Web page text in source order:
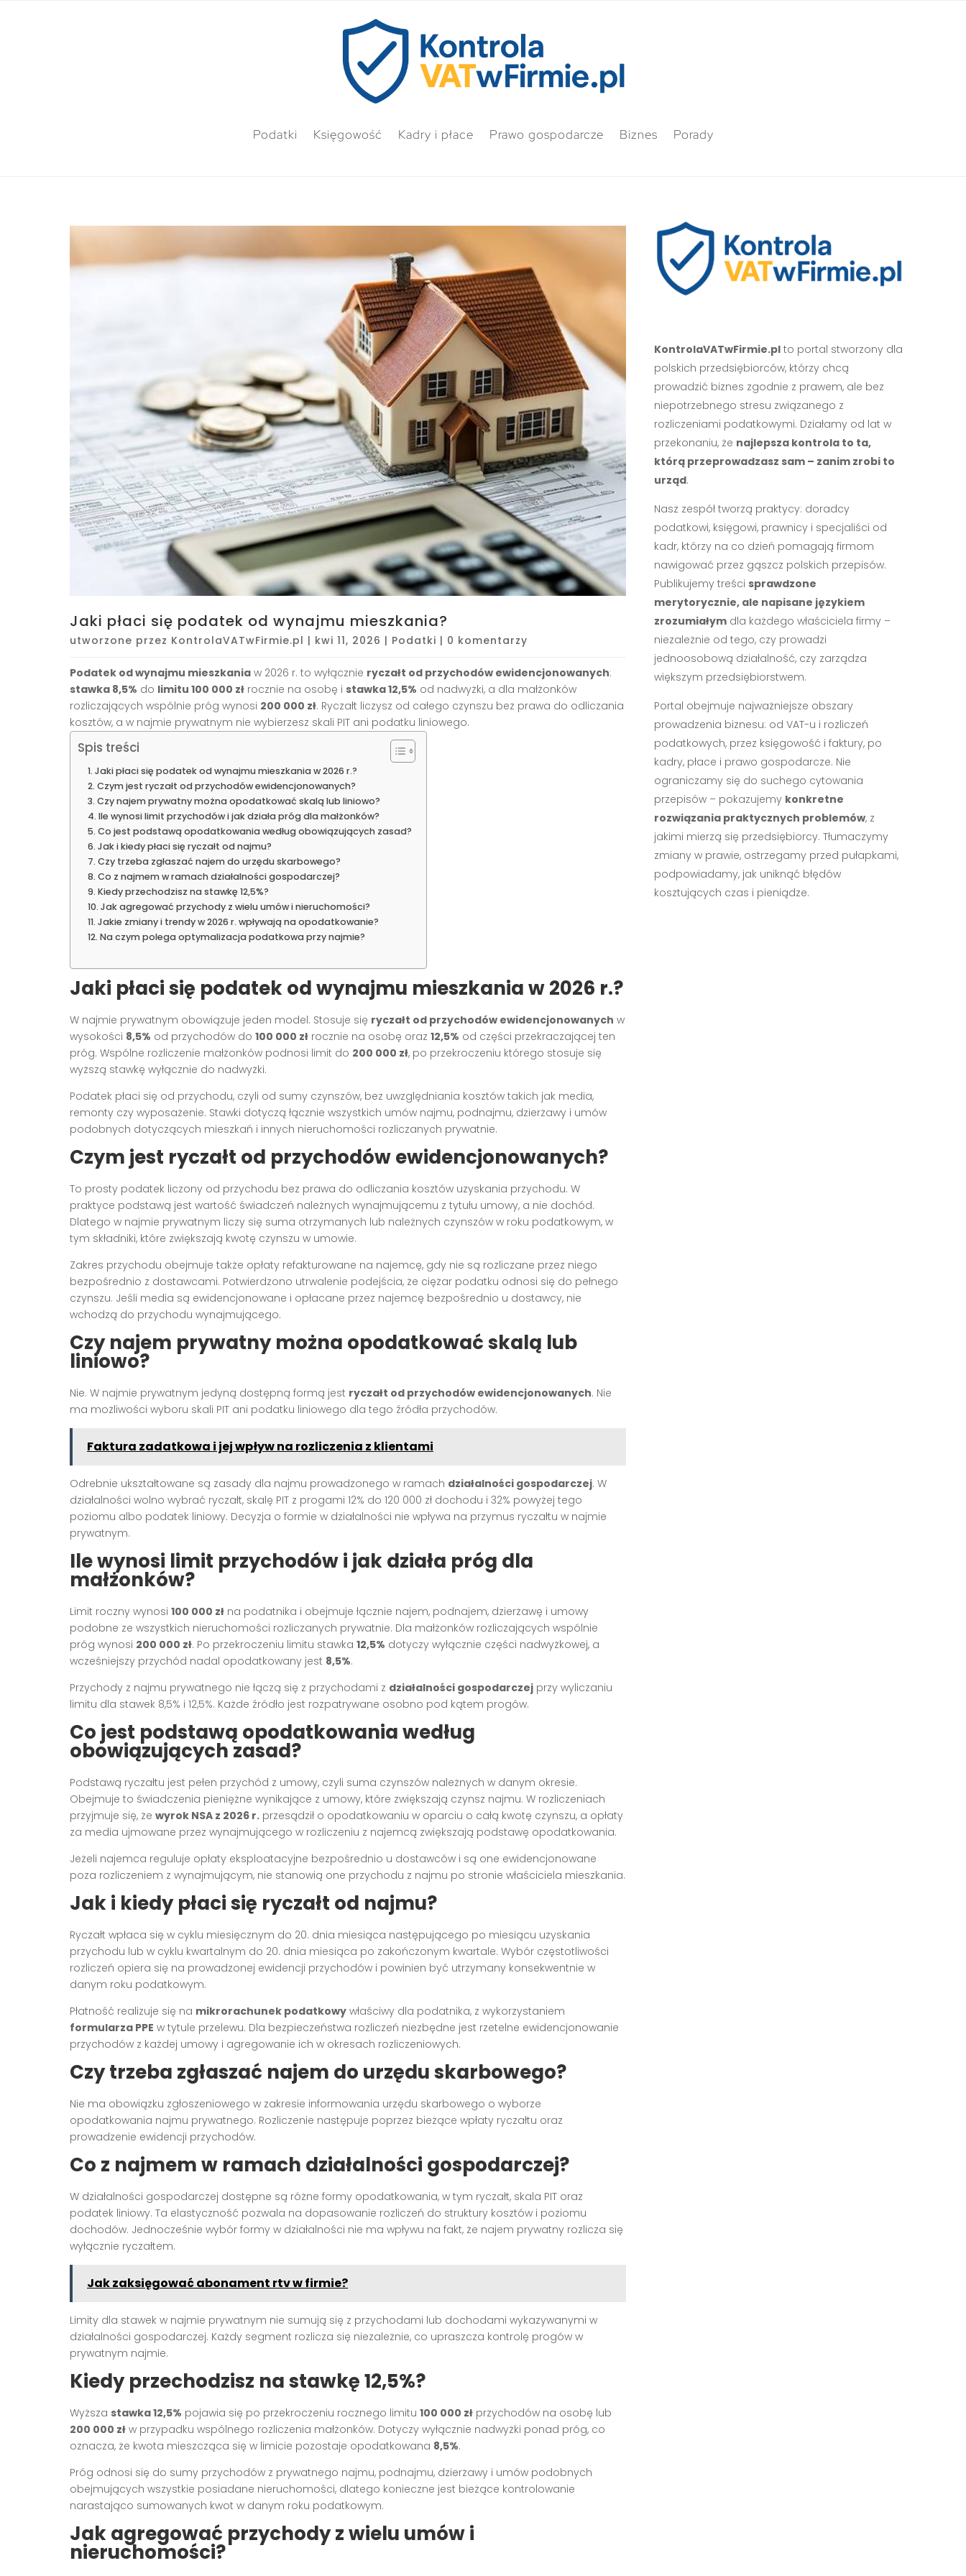
Podatki Księgowość Kadry i płace Prawo gospodarcze Biznes Porady
Jaki płaci się podatek od wynajmu mieszkania?
utworzone przez KontrolaVATwFirmie.pl | kwi 11, 2026 | Podatki | 0 komentarzy
Podatek od wynajmu mieszkania w 2026 r. to wyłącznie ryczałt od przychodów ewidencjonowanych:
stawka 8,5% do limitu 100 000 zł rocznie na osobę i stawka 12,5% od nadwyżki, a dla małżonków
rozliczających wspólnie próg wynosi 200 000 zł. Ryczałt liczysz od całego czynszu bez prawa do odliczania
kosztów, a w najmie prywatnym nie wybierzesz skali PIT ani podatku liniowego.
Spis treści
Jaki płaci się podatek od wynajmu mieszkania w 2026 r.?
Czym jest ryczałt od przychodów ewidencjonowanych?
Czy najem prywatny można opodatkować skalą lub liniowo?
Ile wynosi limit przychodów i jak działa próg dla małżonków?
Co jest podstawą opodatkowania według obowiązujących zasad?
Jak i kiedy płaci się ryczałt od najmu?
Czy trzeba zgłaszać najem do urzędu skarbowego?
Co z najmem w ramach działalności gospodarczej?
Kiedy przechodzisz na stawkę 12,5%?
Jak agregować przychody z wielu umów i nieruchomości?
Jakie zmiany i trendy w 2026 r. wpływają na opodatkowanie?
Na czym polega optymalizacja podatkowa przy najmie?
Jaki płaci się podatek od wynajmu mieszkania w 2026 r.?
W najmie prywatnym obowiązuje jeden model. Stosuje się ryczałt od przychodów ewidencjonowanych w
wysokości 8,5% od przychodów do 100 000 zł rocznie na osobę oraz 12,5% od części przekraczającej ten
próg. Wspólne rozliczenie małżonków podnosi limit do 200 000 zł, po przekroczeniu którego stosuje się
wyższą stawkę wyłącznie do nadwyżki.
Podatek płaci się od przychodu, czyli od sumy czynszów, bez uwzględniania kosztów takich jak media,
remonty czy wyposażenie. Stawki dotyczą łącznie wszystkich umów najmu, podnajmu, dzierżawy i umów
podobnych dotyczących mieszkań i innych nieruchomości rozliczanych prywatnie.
Czym jest ryczałt od przychodów ewidencjonowanych?
To prosty podatek liczony od przychodu bez prawa do odliczania kosztów uzyskania przychodu. W
praktyce podstawą jest wartość świadczeń należnych wynajmującemu z tytułu umowy, a nie dochód.
Dlatego w najmie prywatnym liczy się suma otrzymanych lub należnych czynszów w roku podatkowym, w
tym składniki, które zwiększają kwotę czynszu w umowie.
Zakres przychodu obejmuje także opłaty refakturowane na najemcę, gdy nie są rozliczane przez niego
bezpośrednio z dostawcami. Potwierdzono utrwalenie podejścia, że ciężar podatku odnosi się do pełnego
czynszu. Jeśli media są ewidencjonowane i opłacane przez najemcę bezpośrednio u dostawcy, nie
wchodzą do przychodu wynajmującego.
Czy najem prywatny można opodatkować skalą lub
liniowo?
Nie. W najmie prywatnym jedyną dostępną formą jest ryczałt od przychodów ewidencjonowanych. Nie
ma możliwości wyboru skali PIT ani podatku liniowego dla tego źródła przychodów.
Faktura zadatkowa i jej wpływ na rozliczenia z klientami
Odrebnie ukształtowane są zasady dla najmu prowadzonego w ramach działalności gospodarczej. W
działalności wolno wybrać ryczałt, skalę PIT z progami 12% do 120 000 zł dochodu i 32% powyżej tego
poziomu albo podatek liniowy. Decyzja o formie w działalności nie wpływa na przymus ryczałtu w najmie
prywatnym.
Ile wynosi limit przychodów i jak działa próg dla
małżonków?
Limit roczny wynosi 100 000 zł na podatnika i obejmuje łącznie najem, podnajem, dzierżawę i umowy
podobne ze wszystkich nieruchomości rozliczanych prywatnie. Dla małżonków rozliczających wspólnie
próg wynosi 200 000 zł. Po przekroczeniu limitu stawka 12,5% dotyczy wyłącznie części nadwyżkowej, a
wcześniejszy przychód nadal opodatkowany jest 8,5%.
Przychody z najmu prywatnego nie łączą się z przychodami z działalności gospodarczej przy wyliczaniu
limitu dla stawek 8,5% i 12,5%. Każde źródło jest rozpatrywane osobno pod kątem progów.
Co jest podstawą opodatkowania według
obowiązujących zasad?
Podstawą ryczałtu jest pełen przychód z umowy, czyli suma czynszów należnych w danym okresie.
Obejmuje to świadczenia pieniężne wynikające z umowy, które zwiększają czynsz najmu. W rozliczeniach
przyjmuje się, że wyrok NSA z 2026 r. przesądził o opodatkowaniu w oparciu o całą kwotę czynszu, a opłaty
za media ujmowane przez wynajmującego w rozliczeniu z najemcą zwiększają podstawę opodatkowania.
Jeżeli najemca reguluje opłaty eksploatacyjne bezpośrednio u dostawców i są one ewidencjonowane
poza rozliczeniem z wynajmującym, nie stanowią one przychodu z najmu po stronie właściciela mieszkania.
Jak i kiedy płaci się ryczałt od najmu?
Ryczałt wpłaca się w cyklu miesięcznym do 20. dnia miesiąca następującego po miesiącu uzyskania
przychodu lub w cyklu kwartalnym do 20. dnia miesiąca po zakończonym kwartale. Wybór częstotliwości
rozliczeń opiera się na prowadzonej ewidencji przychodów i powinien być utrzymany konsekwentnie w
danym roku podatkowym.
Płatność realizuje się na mikrorachunek podatkowy właściwy dla podatnika, z wykorzystaniem
formularza PPE w tytule przelewu. Dla bezpieczeństwa rozliczeń niezbędne jest rzetelne ewidencjonowanie
przychodów z każdej umowy i agregowanie ich w okresach rozliczeniowych.
Czy trzeba zgłaszać najem do urzędu skarbowego?
Nie ma obowiązku zgłoszeniowego w zakresie informowania urzędu skarbowego o wyborze
opodatkowania najmu prywatnego. Rozliczenie następuje poprzez bieżące wpłaty ryczałtu oraz
prowadzenie ewidencji przychodów.
Co z najmem w ramach działalności gospodarczej?
W działalności gospodarczej dostępne są różne formy opodatkowania, w tym ryczałt, skala PIT oraz
podatek liniowy. Ta elastyczność pozwala na dopasowanie rozliczeń do struktury kosztów i poziomu
dochodów. Jednocześnie wybór formy w działalności nie ma wpływu na fakt, że najem prywatny rozlicza się
wyłącznie ryczałtem.
Jak zaksięgować abonament rtv w firmie?
Limity dla stawek w najmie prywatnym nie sumują się z przychodami lub dochodami wykazywanymi w
działalności gospodarczej. Każdy segment rozlicza się niezależnie, co upraszcza kontrolę progów w
prywatnym najmie.
Kiedy przechodzisz na stawkę 12,5%?
Wyższa stawka 12,5% pojawia się po przekroczeniu rocznego limitu 100 000 zł przychodów na osobę lub
200 000 zł w przypadku wspólnego rozliczenia małżonków. Dotyczy wyłącznie nadwyżki ponad próg, co
oznacza, że kwota mieszcząca się w limicie pozostaje opodatkowana 8,5%.
Próg odnosi się do sumy przychodów z prywatnego najmu, podnajmu, dzierżawy i umów podobnych
obejmujących wszystkie posiadane nieruchomości, dlatego konieczne jest bieżące kontrolowanie
narastająco sumowanych kwot w danym roku podatkowym.
Jak agregować przychody z wielu umów i
nieruchomości?
KontrolaVATwFirmie.plto portal stworzony dla
polskich przedsiębiorców, którzy chcą
prowadzić biznes zgodnie z prawem, ale bez
niepotrzebnego stresu związanego z
rozliczeniami podatkowymi. Działamy od lat w
przekonaniu, że najlepsza kontrola to ta,
którą przeprowadzasz sam – zanim zrobi to
urząd.
Nasz zespół tworzą praktycy: doradcy
podatkowi, księgowi, prawnicy i specjaliści od
kadr, którzy na co dzień pomagają firmom
nawigować przez gąszcz polskich przepisów.
Publikujemy treści sprawdzone
merytorycznie, ale napisane językiem
zrozumiałymdla każdego właściciela firmy –
niezależnie od tego, czy prowadzi
jednoosobową działalność, czy zarządza
większym przedsiębiorstwem.
Portal obejmuje najważniejsze obszary
prowadzenia biznesu: od VAT-u i rozliczeń
podatkowych, przez księgowość i faktury, po
kadry, płace i prawo gospodarcze. Nie
ograniczamy się do suchego cytowania
przepisów – pokazujemy konkretne
rozwiązania praktycznych problemów, z
jakimi mierzą się przedsiębiorcy. Tłumaczymy
zmiany w prawie, ostrzegamy przed pułapkami,
podpowiadamy, jak uniknąć błędów
kosztujących czas i pieniądze.